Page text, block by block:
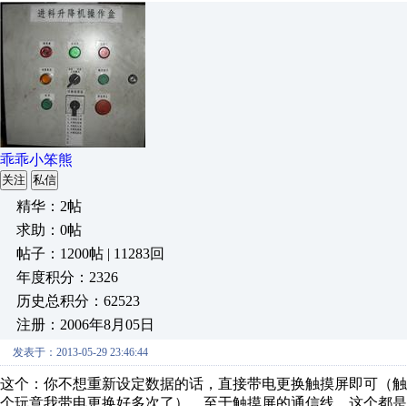
乖乖小笨熊
关注 私信
精华：2帖
求助：0帖
帖子：1200帖 | 11283回
年度积分：2326
历史总积分：62523
注册：2006年8月05日
发表于：2013-05-29 23:46:44
这个：你不想重新设定数据的话，直接带电更换触摸屏即可（
个玩意我带电更换好多次了）。至于触摸屏的通信线，这个都